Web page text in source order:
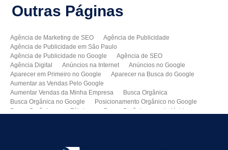
Outras Páginas
Agência de Marketing de SEO
Agência de Publicidade
Agência de Publicidade em São Paulo
Agência de Publicidade no Google
Agência de SEO
Agência Digital
Anúncios na Internet
Anúncios no Google
Aparecer em Primeiro no Google
Aparecer na Busca do Google
Aumentar as Vendas Pelo Google
Aumentar Vendas da Minha Empresa
Busca Orgânica
Busca Orgânica no Google
Posicionamento Orgânico no Google
Busca Orgânica para Fábricas
Busca Orgânica para Indústrias
Como Melhorar as Vendas